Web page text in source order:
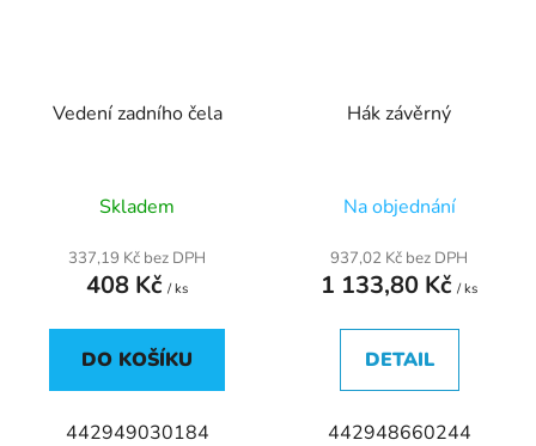
Vedení zadního čela
Skladem
337,19 Kč bez DPH
408 Kč / ks
DO KOŠÍKU
442949030184
Hák závěrný
Na objednání
937,02 Kč bez DPH
1 133,80 Kč / ks
DETAIL
442948660244